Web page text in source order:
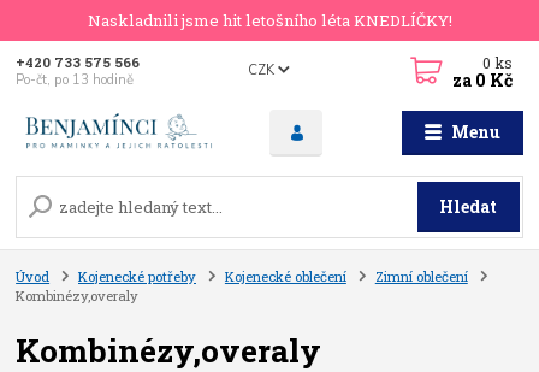
Naskladnili jsme hit letošního léta KNEDLÍČKY!
Menu
CZK
Hledat
+420 733 575 566
Po-čt, po 13 hodině
0ks
za 0 Kč
Úvod Kojenecké potřeby Kojenecké oblečení
Zimní oblečení
Kombinézy,overaly
Kombinézy,overaly